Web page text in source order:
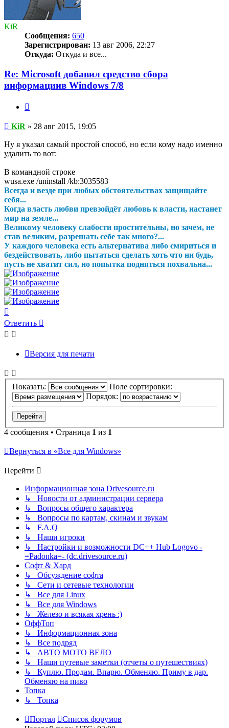
KiR
Сообщения: 650
Зарегистрирован: 13 авг 2006, 22:27
Откуда: Откуда и все...
Re: Microsoft добавил средство сбора
информациив Windows 7/8
Сообщение
KiR » 28 авг 2015, 19:05
Ну я указал самый простой способ, но если кому надо именно
удалить то вот:
В командной строке
wusa.exe /uninstall /kb:3035583
Всегда и везде при любых обстоятельствах защищайте
себя...
Когда власть любви превзойдёт любовь к власти, настанет
мир на земле...
Великому человеку слабости простительны, но зачем, не
став великим, разрешать себе так много?...
У каждого человека есть альтернатива либо смириться и
бездействовать, либо пытаться сделать хоть что ни будь,
пусть не хватит сил, но попытка подняться похвальна...
к
началу
Ответить
Версия для печати
Показать:
Поле сортировки:
Порядок:
4 сообщения • Страница 1 из 1
Вернуться в «Все для Windows»
Перейти
Информационная зона Drivesource.ru
↳ Новости от администрации сервера
↳ Вопросы общего характера
↳ Вопросы по картам, скинам и звукам
↳ F.A.Q
↳ Наши игроки
↳ Настройки и возможности DC++ Hub Logovo -
=Padonka=- (dc.drivesource.ru)
Софт & Хард
↳ Обсуждение софта
↳ Сети и сетевые технологии
↳ Все для Linux
↳ Все для Windows
↳ Железо и всякая хрень :)
ОффТоп
↳ Информационная зона
↳ Все подряд
↳ АВТО МОТО ВЕЛО
↳ Наши путевые заметки (отчеты о путешествиях)
↳ Куплю. Продам. Впарю. Обменяю. Приму в дар.
Обменяю на пиво
Топка
↳ Топка
Портал
Список форумов